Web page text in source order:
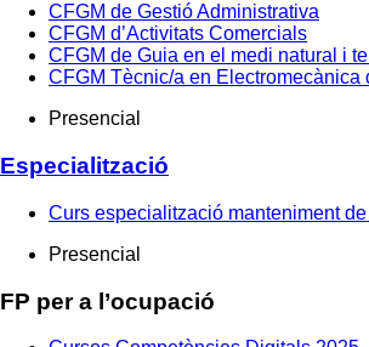
CFGM de Gestió Administrativa
CFGM d’Activitats Comercials
CFGM de Guia en el medi natural i
CFGM Tècnic/a en Electromecànica
Presencial
Especialització
Curs especialització manteniment
Presencial
FP per a l’ocupació